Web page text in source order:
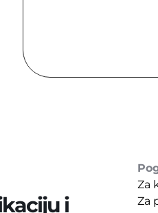
i
Za
Za